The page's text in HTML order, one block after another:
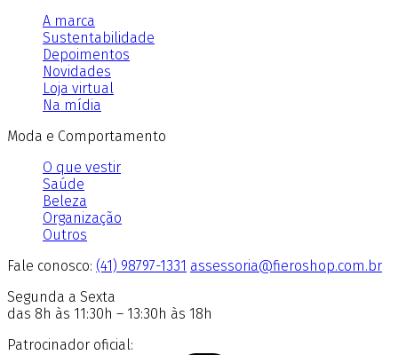
A marca
Sustentabilidade
Depoimentos
Novidades
Loja virtual
Na mídia
Moda e Comportamento
O que vestir
Saúde
Beleza
Organização
Outros
Fale conosco: (41) 98797-1331 assessoria@fieroshop.com.br
Segunda a Sexta
das 8h às 11:30h – 13:30h às 18h
Patrocinador oficial: